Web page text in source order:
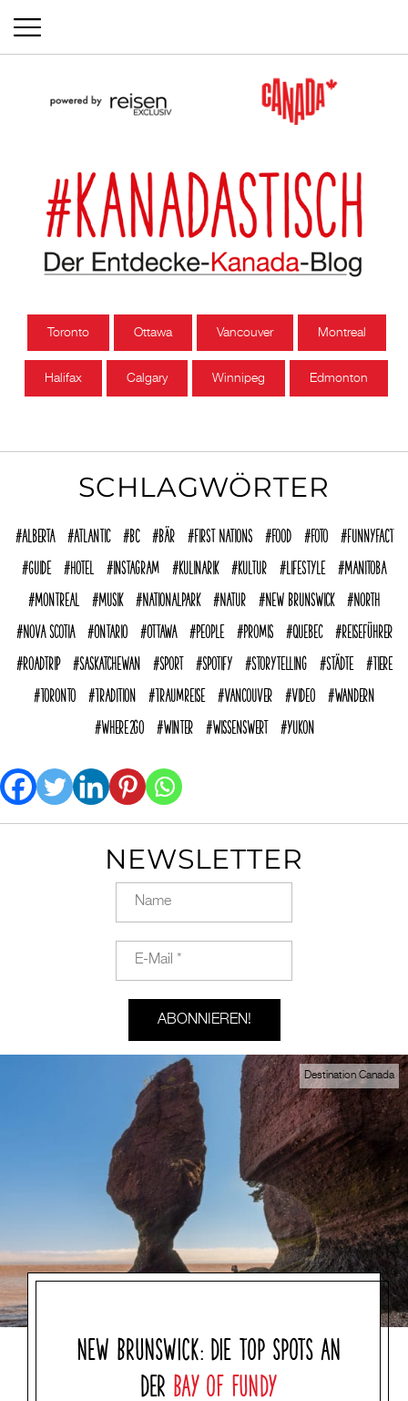
Toronto Ottawa Vancouver Montreal
Halifax Calgary Winnipeg Edmonton
SCHLAGWÖRTER
Alberta Atlantic BC Bär First Nations Food Foto
funnyFACT
Guide
Hotel Instagram Kulinarik Kultur Lifestyle
Manitoba
Montreal
Musik Nationalpark Natur New Brunswick
North
Nova Scotia
Ontario Ottawa People Promis Quebec
reiseführer
Roadtrip
Saskatchewan Sport Spotify Storytelling Städte
Tiere
Toronto
Tradition Traumreise Vancouver Video
Wandern
where2go
Winter Wissenswert Yukon
NEWSLETTER
Destination Canada
NEW BRUNSWICK: DIE TOP SPOTS AN
DER BAY OF FUNDY